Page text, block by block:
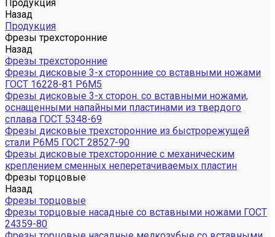
Продукция
Назад
Продукция
Фрезы трехсторонние
Назад
Фрезы трехсторонние
Фрезы дисковые 3-х сторонние со вставными ножами
ГОСТ 16228-81 Р6М5
Фрезы дисковые 3-х сторон. со вставными ножами,
оснащенными напайными пластинами из твердого
сплава ГОСТ 5348-69
Фрезы дисковые трехсторонние из быстрорежущей
стали Р6М5 ГОСТ 28527-90
Фрезы дисковые трехсторонние с механическим
креплением сменных неперетачиваемых пластин
Фрезы торцовые
Назад
Фрезы торцовые
Фрезы торцовые насадные со вставными ножами ГОСТ
24359-80